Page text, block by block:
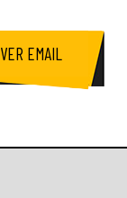
VER EMAIL